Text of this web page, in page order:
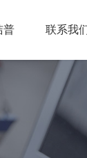
闭式破碎系统
专题报道
风电叶片回收
普 联系我